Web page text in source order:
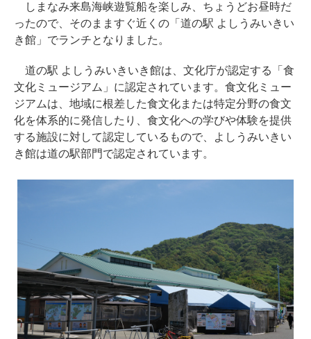
しまなみ来島海峡遊覧船を楽しみ、ちょうどお昼時だ
ったので、そのまますぐ近くの「道の駅 よしうみいきい
き館」でランチとなりました。
道の駅 よしうみいきいき館は、文化庁が認定する「食
文化ミュージアム」に認定されています。食文化ミュー
ジアムは、地域に根差した食文化または特定分野の食文
化を体系的に発信したり、食文化への学びや体験を提供
する施設に対して認定しているもので、よしうみいきい
き館は道の駅部門で認定されています。